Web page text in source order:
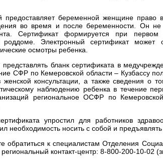
предоставляет беременной женщине право
во время и после беременности. Он не
Сертификат формируется при первом
Электронный сертификат может
осмотры ребенка.
бланк сертификата в
СФР по Кемеровской области – Кузбассу
консультации, а также сведения о
наблюдению ребенка в течение
региональное ОСФР по
упростил для работников
носить с собой и
обратиться к специалистам Отделения
контакт-центр: 8-800-200-10-02